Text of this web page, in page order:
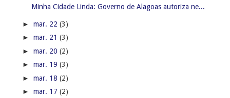
Minha Cidade Linda: Governo de Alagoas autoriza ne...
► mar. 22 (3)
► mar. 21 (3)
► mar. 20 (2)
► mar. 19 (3)
► mar. 18 (2)
► mar. 17 (2)